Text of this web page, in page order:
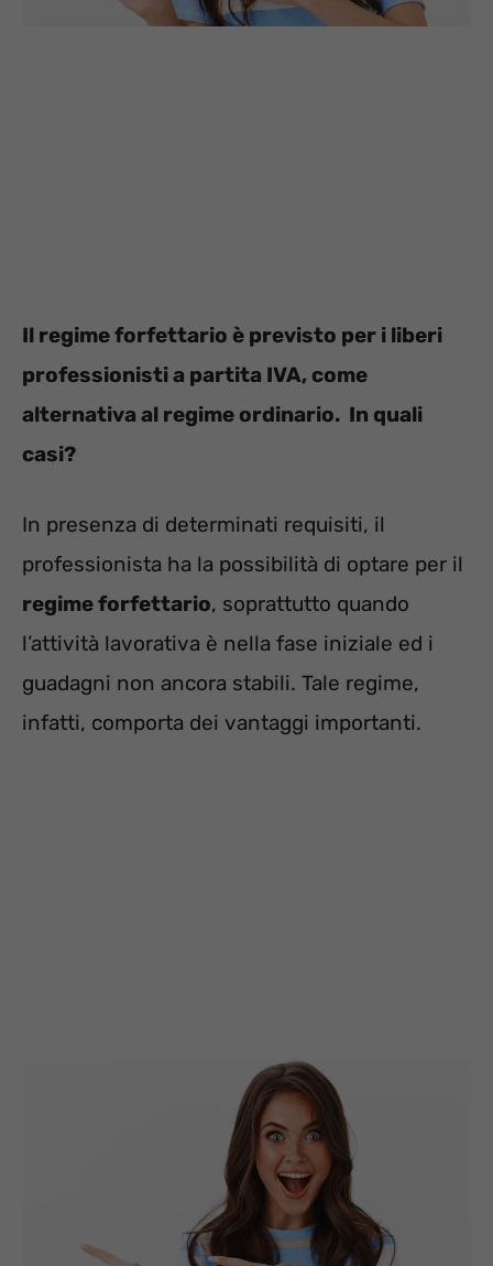
Il regime forfettario è previsto per i liberi
professionisti a partita IVA, come
alternativa al regime ordinario. In quali
casi?
In presenza di determinati requisiti, il
professionista ha la possibilità di optare per il
regime forfettario, soprattutto quando
l’attività lavorativa è nella fase iniziale ed i
guadagni non ancora stabili. Tale regime,
infatti, comporta dei vantaggi importanti.